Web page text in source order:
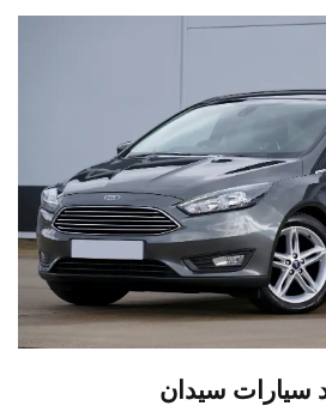
سيارات سيدان